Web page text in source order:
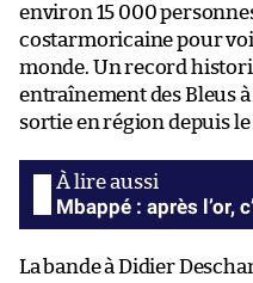
environ 15 000
costarmoricaine pour
monde. Un record
entraînement des Bleus
sortie en région depuis le
Mbappé : après l’or,
La bande à Didier